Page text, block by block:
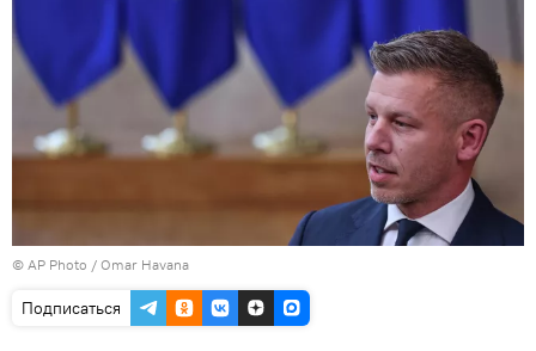
© AP Photo / Omar Havana
Подписаться